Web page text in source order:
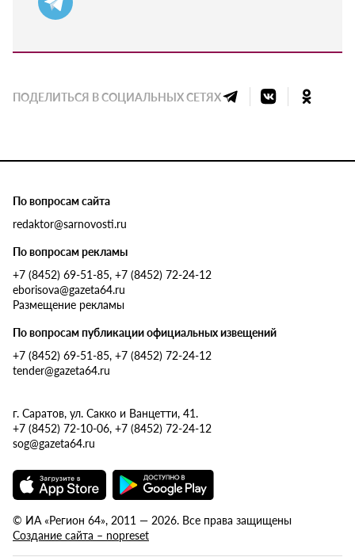
ПОДЕЛИТЬСЯ В СОЦИАЛЬНЫХ СЕТЯХ
По вопросам сайта
redaktor@sarnovosti.ru
По вопросам рекламы
+7 (8452) 69-51-85, +7 (8452) 72-24-12
eborisova@gazeta64.ru
Размещение рекламы
По вопросам публикации официальных извещений
+7 (8452) 69-51-85, +7 (8452) 72-24-12
tender@gazeta64.ru
г. Саратов, ул. Сакко и Ванцетти, 41.
+7 (8452) 72-10-06, +7 (8452) 72-24-12
sog@gazeta64.ru
© ИА «Регион 64», 2011 — 2026. Все права защищены
Создание сайта – nopreset